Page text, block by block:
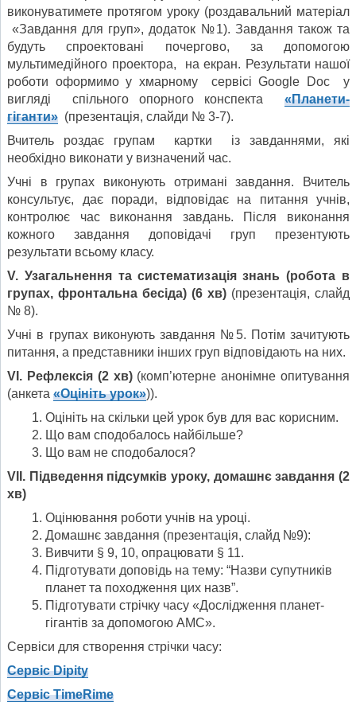
виконуватимете протягом уроку (роздавальний матеріал
«Завдання для груп», додаток №1). Завдання також та
будуть спроектовані почергово, за допомогою
мультимедійного проектора, на екран. Результати нашої
роботи оформимо у хмарному сервісі Google Doc у
вигляді спільного опорного конспекта «Планети-
гіганти» (презентація, слайди № 3-7).
Вчитель роздає групам картки із завданнями, які
необхідно виконати у визначений час.
Учні в групах виконують отримані завдання. Вчитель
консультує, дає поради, відповідає на питання учнів,
контролює час виконання завдань. Після виконання
кожного завдання доповідачі груп презентують
результати всьому класу.
V. Узагальнення та систематизація знань (робота в
групах, фронтальна бесіда) (6 хв) (презентація, слайд
№ 8).
Учні в групах виконують завдання №5. Потім зачитують
питання, а представники інших груп відповідають на них.
VI. Рефлексія (2 хв) (комп’ютерне анонімне опитування
(анкета «Оцініть урок»)).
Оцініть на скільки цей урок був для вас корисним.
Що вам сподобалось найбільше?
Що вам не сподобалося?
VII. Підведення підсумків уроку, домашнє завдання (2
хв)
Оцінювання роботи учнів на уроці.
Домашнє завдання (презентація, слайд №9):
Вивчити § 9, 10, опрацювати § 11.
Підготувати доповідь на тему: “Назви супутників
планет та походження цих назв”.
Підготувати стрічку часу «Дослідження планет-
гігантів за допомогою АМС».
Сервіси для створення стрічки часу:
СервісDipity
СервісTimeRime